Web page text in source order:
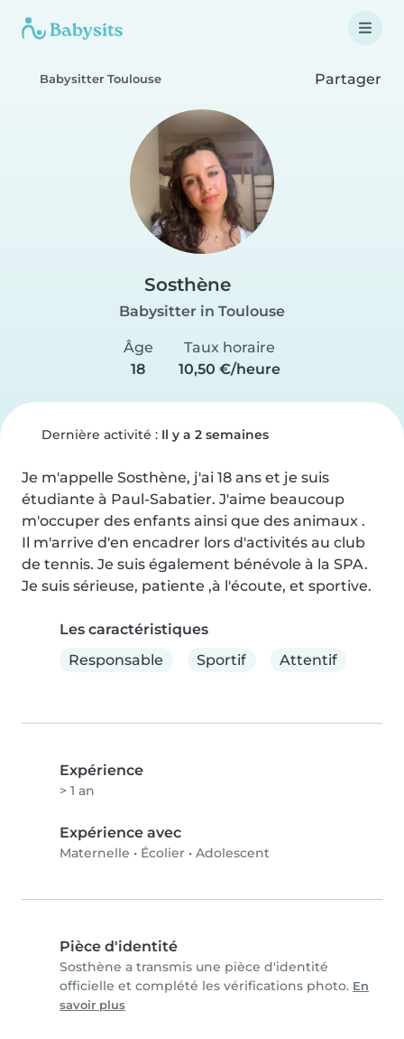
Babysitter Toulouse Partager
Sosthène
Babysitter in Toulouse
Âge
18
Taux horaire
10,50 €/heure
Dernière activité : Il y a 2 semaines
Je m'appelle Sosthène, j'ai 18 ans et je suis
étudiante à Paul-Sabatier. J'aime beaucoup
m'occuper des enfants ainsi que des animaux .
Il m'arrive d'en encadrer lors d'activités au club
de tennis. Je suis également bénévole à la SPA.
Je suis sérieuse, patiente ,à l'écoute, et sportive.
Les caractéristiques
Responsable
Sportif Attentif
Expérience
> 1 an
Expérience avec
Maternelle • Écolier • Adolescent
Pièce d'identité
Sosthène a transmis une pièce d'identité
officielle et complété les vérifications photo. En
savoir plus